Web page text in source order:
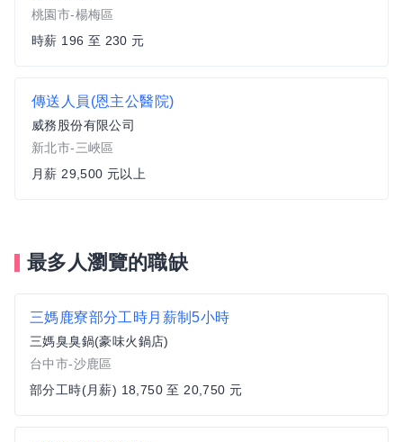
桃園市-楊梅區
時薪 196 至 230 元
傳送人員(恩主公醫院)
威務股份有限公司
新北市-三峽區
月薪 29,500 元以上
最多人瀏覽的職缺
三媽鹿寮部分工時月薪制5小時
三媽臭臭鍋(豪味火鍋店)
台中市-沙鹿區
部分工時(月薪) 18,750 至 20,750 元